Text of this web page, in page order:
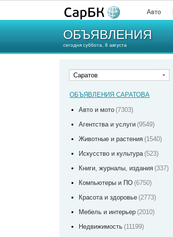
Авто
ОБЪЯВЛЕНИЯ
сегодня суббота, 8 августа
Саратов
ОБЪЯВЛЕНИЯ САРАТОВА
Авто и мото (7303)
Агентства и услуги (9549)
Животные и растения (1540)
Искусство и культура (523)
Книги, журналы, издания (337)
Компьютеры и ПО (6750)
Красота и здоровье (2773)
Мебель и интерьер (2010)
Недвижимость (11199)